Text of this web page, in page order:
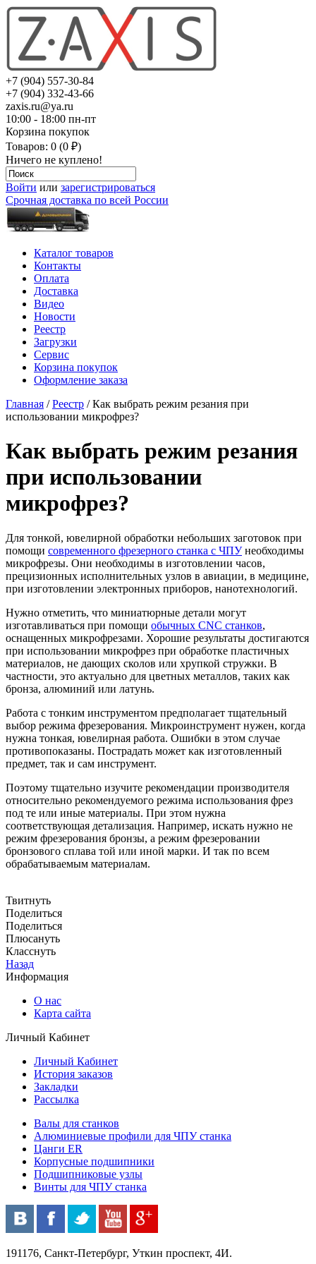
+7 (904) 557-30-84
+7 (904) 332-43-66
zaxis.ru@ya.ru
10:00 - 18:00 пн-пт
Корзина покупок
Товаров: 0 (0 ₽)
Ничего не куплено!
Войти или зарегистрироваться
Срочная доставка по всей России
Каталог товаров
Контакты
Оплата
Доставка
Видео
Новости
Реестр
Загрузки
Сервис
Корзина покупок
Оформление заказа
Главная /Реестр / Как выбрать режим резания при
использовании микрофрез?
Как выбрать режим резания
при использовании
микрофрез?
Для тонкой, ювелирной обработки небольших заготовок при
помощи современного фрезерного станка с ЧПУнеобходимы
микрофрезы. Они необходимы в изготовлении часов,
прецизионных исполнительных узлов в авиации, в медицине,
при изготовлении электронных приборов, нанотехнологий.
Нужно отметить, что миниатюрные детали могут
изготавливаться при помощи обычных CNC станков,
оснащенных микрофрезами. Хорошие результаты достигаются
при использовании микрофрез при обработке пластичных
материалов, не дающих сколов или хрупкой стружки. В
частности, это актуально для цветных металлов, таких как
бронза, алюминий или латунь.
Работа с тонким инструментом предполагает тщательный
выбор режима фрезерования. Микроинструмент нужен, когда
нужна тонкая, ювелирная работа. Ошибки в этом случае
противопоказаны. Пострадать может как изготовленный
предмет, так и сам инструмент.
Поэтому тщательно изучите рекомендации производителя
относительно рекомендуемого режима использования фрез
под те или иные материалы. При этом нужна
соответствующая детализация. Например, искать нужно не
режим фрезерования бронзы, а режим фрезеровании
бронзового сплава той или иной марки. И так по всем
обрабатываемым материалам.
Твитнуть
Поделиться
Поделиться
Плюсануть
Класснуть
Назад
Информация
О нас
Карта сайта
Личный Кабинет
Личный Кабинет
История заказов
Закладки
Рассылка
Валы для станков
Алюминиевые профили для ЧПУ станка
Цанги ER
Корпусные подшипники
Подшипниковые узлы
Винты для ЧПУ станка
191176, Санкт-Петербург, Уткин проспект, 4И.